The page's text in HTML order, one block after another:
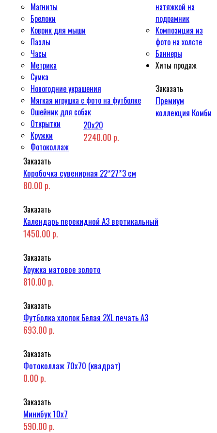
Магниты
Брелоки
Коврик для мыши
Пазлы
Часы
Метрика
Сумка
Новогодние украшения
Мягкая игрушка с фото на футболке
Ошейник для собак
Открытки
Кружки
Фотоколлаж
натяжкой на
подрамник
Композиция из
фото на холсте
Баннеры
Хиты продаж
Заказать
Премиум
коллекция Комби
20x20
2240.00 р.
Заказать
Коробочка сувенирная 22*27*3 см
80.00 р.
Заказать
Календарь перекидной А3 вертикальный
1450.00 р.
Заказать
Кружка матовое золото
810.00 р.
Заказать
Футболка хлопок Белая 2XL печать A3
693.00 р.
Заказать
Фотоколлаж 70x70 (квадрат)
0.00 р.
Заказать
Минибук 10х7
590.00 р.